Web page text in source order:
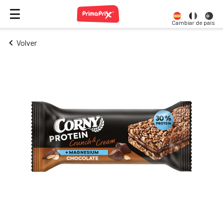
Cambiar de país
Volver